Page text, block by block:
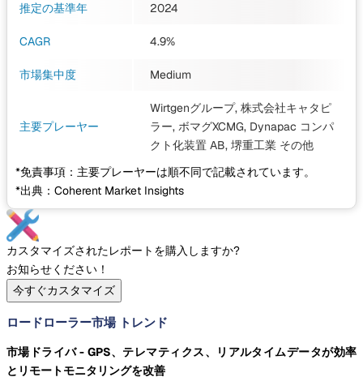
推定の基準年 2024
CAGR 4.9%
市場集中度 Medium
主要プレーヤー
Wirtgenグループ, 株式会社キャタピ
ラー, ボマグXCMG, Dynapac コンパ
クト化装置 AB, 堺重工業 その他
*免責事項：主要プレーヤーは順不同で記載されています。
*出典：Coherent Market Insights
カスタマイズされたレポートを購入しますか?
お知らせください！
今すぐカスタマイズ
ロードローラー市場 トレンド
市場ドライバ - GPS、テレマティクス、リアルタイムデータが効率
とリモートモニタリングを改善